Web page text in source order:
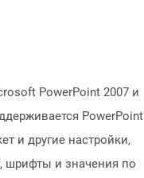
PowerPoint 2007 и
PowerPoint
и другие настройки,
шрифты и значения по